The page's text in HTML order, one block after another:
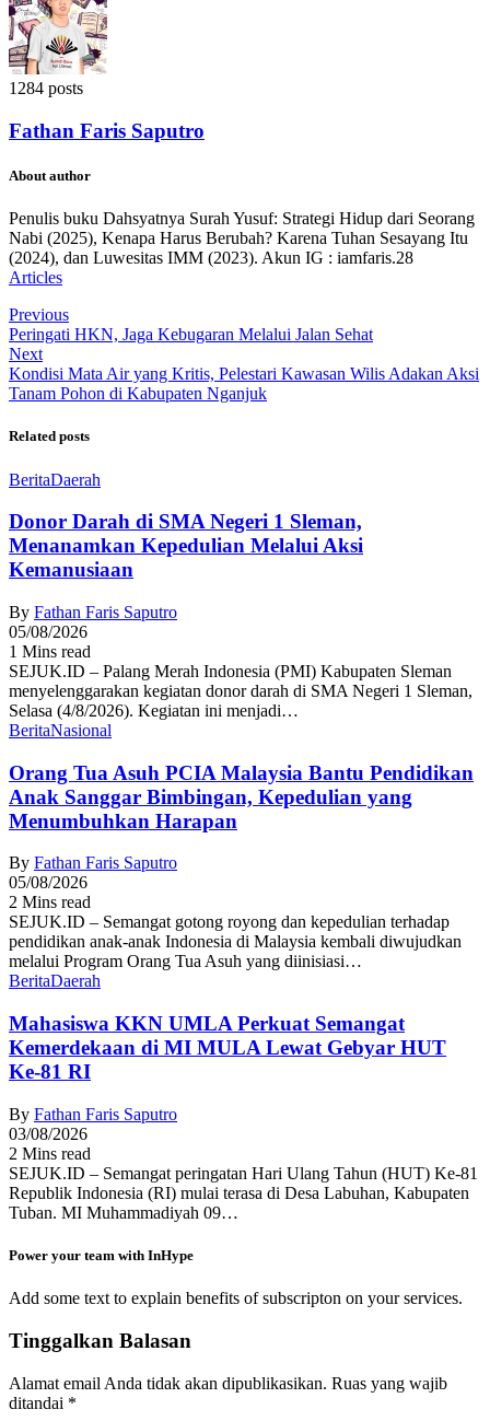
1284 posts
Fathan Faris Saputro
About author
Penulis buku Dahsyatnya Surah Yusuf: Strategi Hidup dari Seorang
Nabi (2025), Kenapa Harus Berubah? Karena Tuhan Sesayang Itu
(2024), dan Luwesitas IMM (2023). Akun IG : iamfaris.28
Articles
Previous
Peringati HKN, Jaga Kebugaran Melalui Jalan Sehat
Next
Kondisi Mata Air yang Kritis, Pelestari Kawasan Wilis Adakan Aksi
Tanam Pohon di Kabupaten Nganjuk
Related posts
BeritaDaerah
Donor Darah di SMA Negeri 1 Sleman,
Menanamkan Kepedulian Melalui Aksi
Kemanusiaan
By Fathan Faris Saputro
05/08/2026
1 Mins read
SEJUK.ID – Palang Merah Indonesia (PMI) Kabupaten Sleman
menyelenggarakan kegiatan donor darah di SMA Negeri 1 Sleman,
Selasa (4/8/2026). Kegiatan ini menjadi…
BeritaNasional
Orang Tua Asuh PCIA Malaysia Bantu Pendidikan
Anak Sanggar Bimbingan, Kepedulian yang
Menumbuhkan Harapan
By Fathan Faris Saputro
05/08/2026
2 Mins read
SEJUK.ID – Semangat gotong royong dan kepedulian terhadap
pendidikan anak-anak Indonesia di Malaysia kembali diwujudkan
melalui Program Orang Tua Asuh yang diinisiasi…
BeritaDaerah
Mahasiswa KKN UMLA Perkuat Semangat
Kemerdekaan di MI MULA Lewat Gebyar HUT
Ke-81 RI
By Fathan Faris Saputro
03/08/2026
2 Mins read
SEJUK.ID – Semangat peringatan Hari Ulang Tahun (HUT) Ke-81
Republik Indonesia (RI) mulai terasa di Desa Labuhan, Kabupaten
Tuban. MI Muhammadiyah 09…
Power your team with InHype
Add some text to explain benefits of subscripton on your services.
Tinggalkan Balasan
Alamat email Anda tidak akan dipublikasikan. Ruas yang wajib
ditandai *